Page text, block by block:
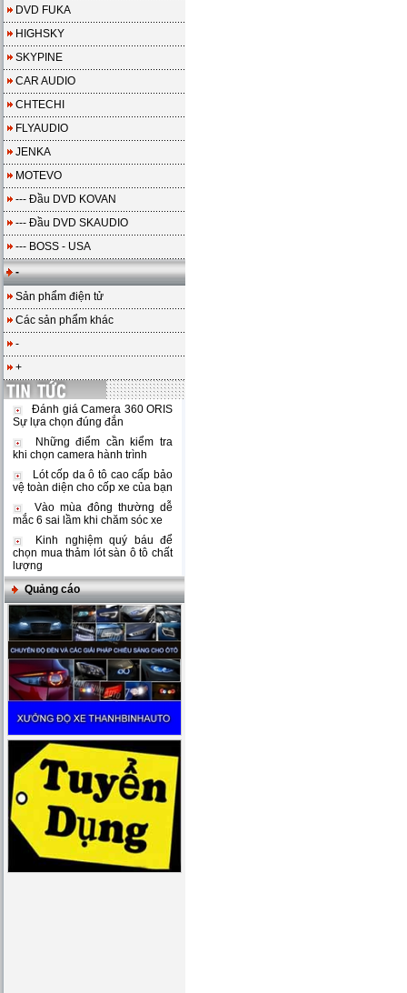
DVD FUKA
HIGHSKY
SKYPINE
CAR AUDIO
CHTECHI
FLYAUDIO
JENKA
MOTEVO
--- Đầu DVD KOVAN
--- Đầu DVD SKAUDIO
--- BOSS - USA
-
Sản phẩm điện tử
Các sản phẩm khác
-
+
Đánh giá Camera 360 ORIS
Sự lựa chọn đúng đắn
Những điểm cần kiểm tra
khi chọn camera hành trình
Lót cốp da ô tô cao cấp bảo
vệ toàn diện cho cốp xe của bạn
Vào mùa đông thường dễ
mắc 6 sai lầm khi chăm sóc xe
Kinh nghiệm quý báu để
chọn mua thảm lót sàn ô tô chất
lượng
Quảng cáo